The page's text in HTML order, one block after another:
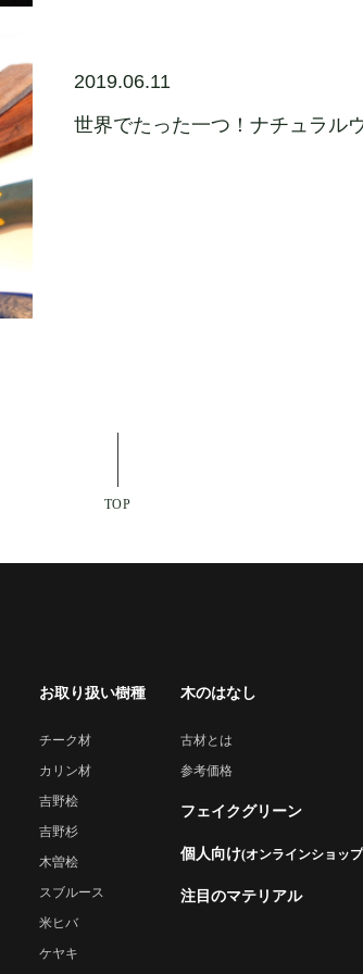
2019.06.11
世界でたった一つ！ナチュラル
TOP
お取り扱い樹種
チーク材
カリン材
吉野桧
吉野杉
木曽桧
スブルース
米ヒバ
ケヤキ
木のはなし
古材とは
参考価格
フェイクグリーン
個人向け(オンラインショッ
注目のマテリアル